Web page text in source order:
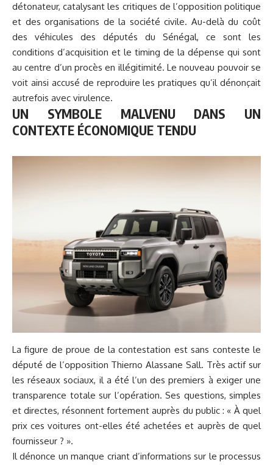
détonateur, catalysant les critiques de l’opposition politique
et des organisations de la société civile. Au-delà du coût
des véhicules des députés du Sénégal, ce sont les
conditions d’acquisition et le timing de la dépense qui sont
au centre d’un procès en illégitimité. Le nouveau pouvoir se
voit ainsi accusé de reproduire les pratiques qu’il dénonçait
autrefois avec virulence.
UN SYMBOLE MALVENU DANS UN
CONTEXTE ÉCONOMIQUE TENDU
La figure de proue de la contestation est sans conteste le
député de l’opposition Thierno Alassane Sall. Très actif sur
les réseaux sociaux, il a été l’un des premiers à exiger une
transparence totale sur l’opération. Ses questions, simples
et directes, résonnent fortement auprès du public : « À quel
prix ces voitures ont-elles été achetées et auprès de quel
fournisseur ? ».
Il dénonce un manque criant d’informations sur le processus